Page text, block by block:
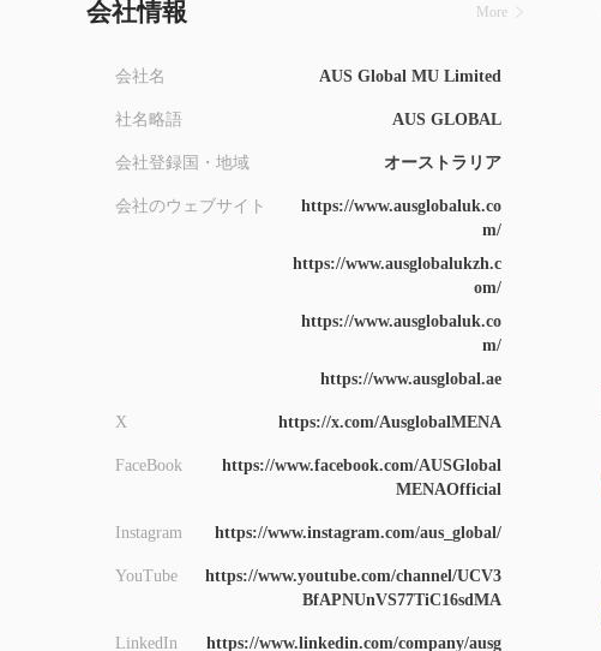
会社情報 More
会社名 AUS Global MU Limited
社名略語 AUS GLOBAL
会社登録国・地域 オーストラリア
会社のウェブサイト
https://www.ausglobaluk.co
m/
https://www.ausglobalukzh.c
om/
https://www.ausglobaluk.co
m/
https://www.ausglobal.ae
X https://x.com/AusglobalMENA
FaceBook
https://www.facebook.com/AUSGlobal
MENAOfficial
Instagram https://www.instagram.com/aus_global/
YouTube
https://www.youtube.com/channel/UCV3
BfAPNUnVS77TiC16sdMA
LinkedIn
https://www.linkedin.com/company/ausg